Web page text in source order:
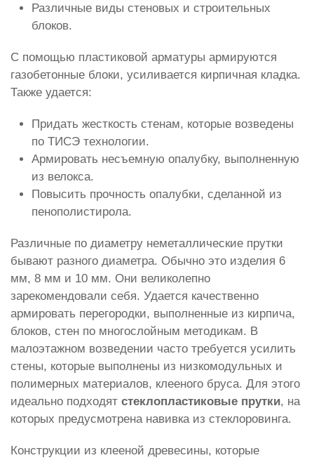
Различные виды стеновых и строительных
блоков.
С помощью пластиковой арматуры армируются
газобетонные блоки, усиливается кирпичная кладка.
Также удается:
Придать жесткость стенам, которые возведены
по ТИСЭ технологии.
Армировать несъемную опалубку, выполненную
из велокса.
Повысить прочность опалубки, сделанной из
пенополистирола.
Различные по диаметру неметаллические прутки
бывают разного диаметра. Обычно это изделия 6
мм, 8 мм и 10 мм. Они великолепно
зарекомендовали себя. Удается качественно
армировать перегородки, выполненные из кирпича,
блоков, стен по многослойным методикам. В
малоэтажном возведении часто требуется усилить
стены, которые выполнены из низкомодульных и
полимерных материалов, клееного бруса. Для этого
идеально подходят стеклопластиковые прутки, на
которых предусмотрена навивка из стеклоровинга.
Конструкции из клееной древесины, которые